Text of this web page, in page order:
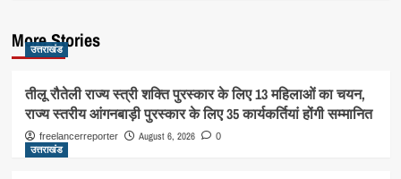
More Stories
उत्तराखंड
तीलू रौतेली राज्य स्त्री शक्ति पुरस्कार के लिए 13 महिलाओं का चयन,
राज्य स्तरीय आंगनबाड़ी पुरस्कार के लिए 35 कार्यकर्तियां होंगी सम्मानित
freelancerreporter August 6, 2026 0
उत्तराखंड